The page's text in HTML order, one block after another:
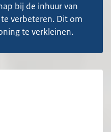
bij de inhuur van
verbeteren. Dit om
te verkleinen.